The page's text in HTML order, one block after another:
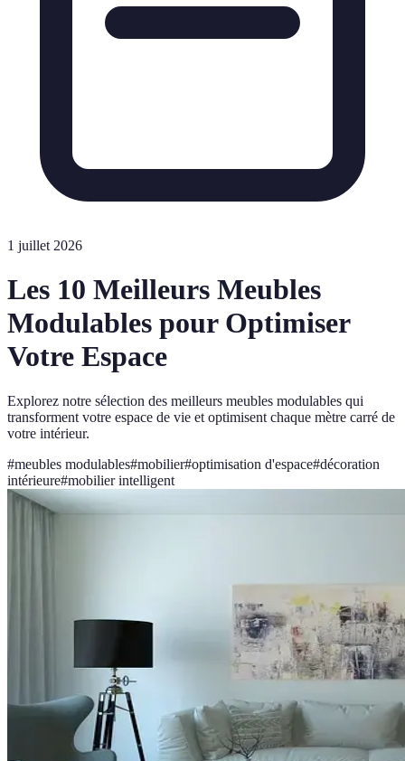
1 juillet 2026
Les 10 Meilleurs Meubles
Modulables pour Optimiser
Votre Espace
Explorez notre sélection des meilleurs meubles modulables qui
transforment votre espace de vie et optimisent chaque mètre carré de
votre intérieur.
#meubles modulables#mobilier#optimisation d'espace#décoration
intérieure#mobilier intelligent